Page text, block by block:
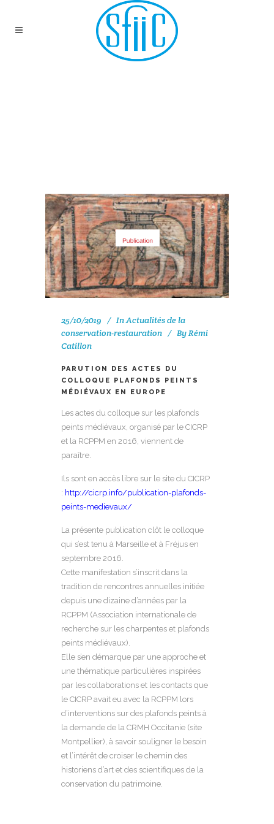
25/10/2019 InActualités de la
conservation-restauration
ByRémi
Catillon
PARUTION DES ACTES DU
COLLOQUE PLAFONDS PEINTS
MÉDIÉVAUX EN EUROPE
Les actes du colloque sur les plafonds
peints médiévaux, organisé par le CICRP
et la RCPPM en 2016, viennent de
paraître.
Ils sont en accès libre sur le site du CICRP
: http://cicrp.info/publication-plafonds-
peints-medievaux/
La présente publication clôt le colloque
qui s’est tenu à Marseille et à Fréjus en
septembre 2016.
Cette manifestation s’inscrit dans la
tradition de rencontres annuelles initiée
depuis une dizaine d’années par la
RCPPM (Association internationale de
recherche sur les charpentes et plafonds
peints médiévaux).
Elle s’en démarque par une approche et
une thématique particulières inspirées
par les collaborations et les contacts que
le CICRP avait eu avec la RCPPM lors
d’interventions sur des plafonds peints à
la demande de la CRMH Occitanie (site
Montpellier), à savoir souligner le besoin
et l’intérêt de croiser le chemin des
historiens d’art et des scientifiques de la
conservation du patrimoine.